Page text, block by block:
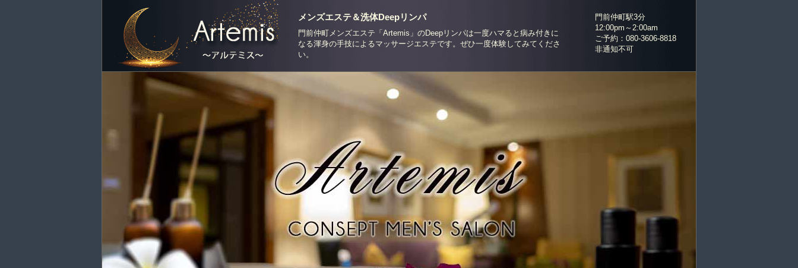
メンズエステ＆洗体Deepリンパ
門前仲町メンズエステ「Artemis」のDeepリンパは一度ハマると病み付きに
なる渾身の手技によるマッサージエステです。ぜひ一度体験してみてくださ
い。
門前仲町駅3分
12:00pm～2:00am
ご予約：080-3606-8818
非通知不可